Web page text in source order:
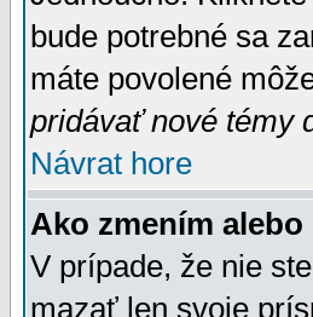
bude potrebné sa
máte povolené
pridávať nové témy
Návrat hore
Ako zmením
V prípade, že nie
mazať len svoje